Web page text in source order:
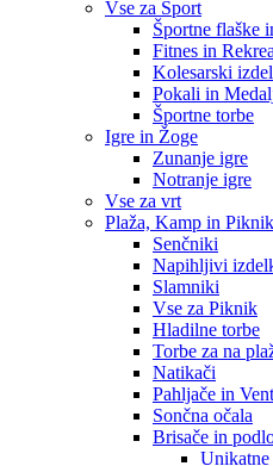
Vse za Šport
Športne flaške
Fitnes in
Kolesarski
Pokali in
Športne torbe
Igre in Žoge
Zunanje igre
Notranje igre
Vse za vrt
Plaža, Kamp in Piknik
Senčniki
Napihljivi
Slamniki
Vse za Piknik
Hladilne torbe
Torbe za na
Natikači
Pahljače in
Sončna očala
Brisače in
Unikatne